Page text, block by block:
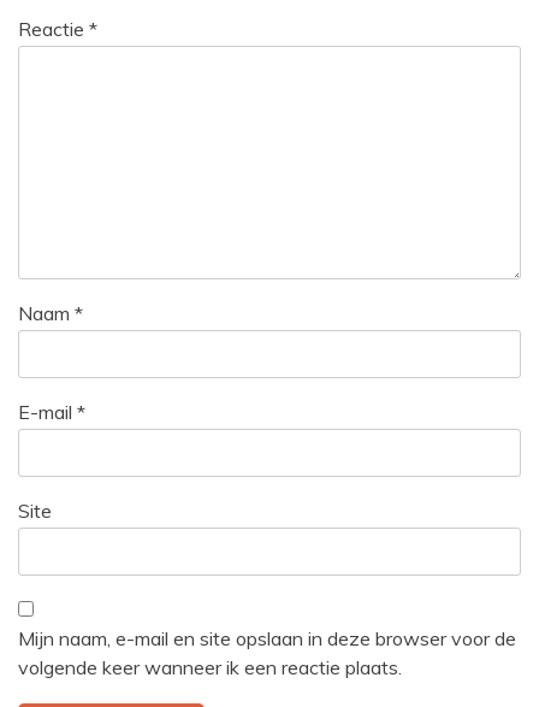
Reactie *
Naam *
E-mail *
Site
Mijn naam, e-mail en site opslaan in deze browser voor de
volgende keer wanneer ik een reactie plaats.